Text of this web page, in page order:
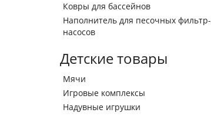
Ковры для бассейнов
Наполнитель для песочных фильтр-
насосов
Детские товары
Мячи
Игровые комплексы
Надувные игрушки